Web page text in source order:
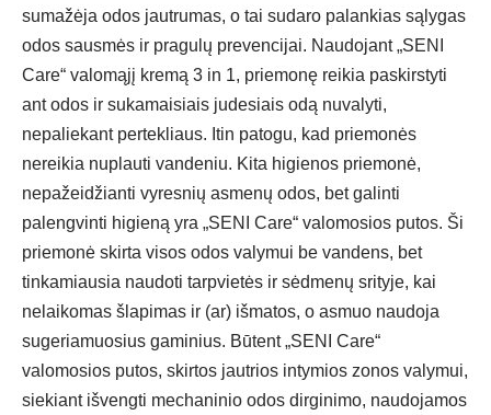
sumažėja odos jautrumas, o tai sudaro palankias sąlygas
odos sausmės ir pragulų prevencijai. Naudojant „SENI
Care“ valomąjį kremą 3 in 1, priemonę reikia paskirstyti
ant odos ir sukamaisiais judesiais odą nuvalyti,
nepaliekant pertekliaus. Itin patogu, kad priemonės
nereikia nuplauti vandeniu. Kita higienos priemonė,
nepažeidžianti vyresnių asmenų odos, bet galinti
palengvinti higieną yra „SENI Care“ valomosios putos. Ši
priemonė skirta visos odos valymui be vandens, bet
tinkamiausia naudoti tarpvietės ir sėdmenų srityje, kai
nelaikomas šlapimas ir (ar) išmatos, o asmuo naudoja
sugeriamuosius gaminius. Būtent „SENI Care“
valomosios putos, skirtos jautrios intymios zonos valymui,
siekiant išvengti mechaninio odos dirginimo, naudojamos